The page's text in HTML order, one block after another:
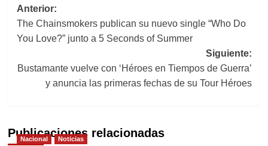
Navegación
de
entradas
Anterior:
The Chainsmokers publican su nuevo single “Who Do
You Love?” junto a 5 Seconds of Summer
Siguiente:
Bustamante vuelve con ‘Héroes en Tiempos de Guerra’
y anuncia las primeras fechas de su Tour Héroes
Publicaciones relacionadas
Nacional Noticias